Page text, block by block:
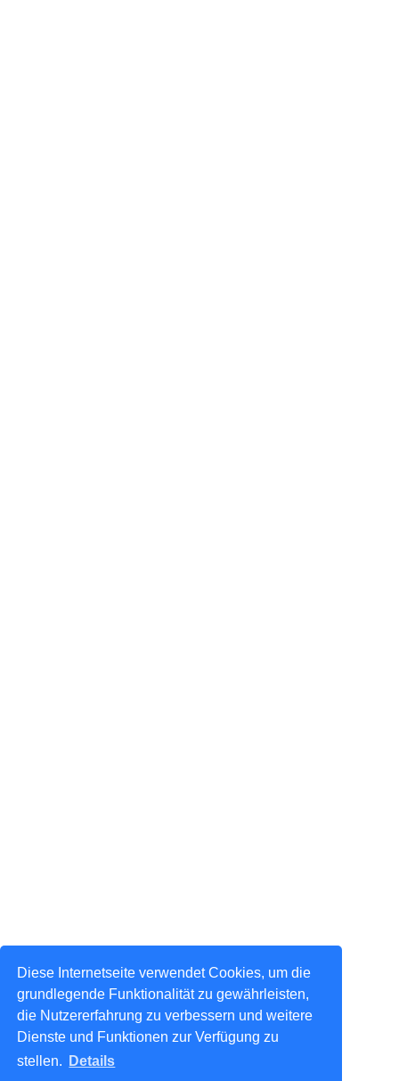
Diese Internetseite verwendet Cookies, um die
grundlegende Funktionalität zu gewährleisten,
die Nutzererfahrung zu verbessern und weitere
Dienste und Funktionen zur Verfügung zu
stellen.
Details